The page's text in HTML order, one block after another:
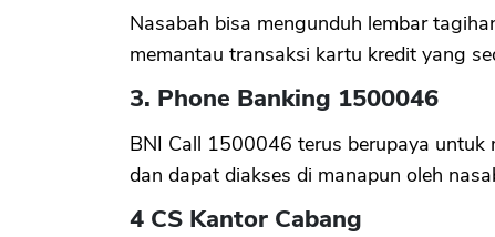
Nasabah bisa mengunduh lembar
memantau transaksi kartu kredit yang
3. Phone Banking 1500046
BNI Call 1500046 terus berupaya untuk
dan dapat diakses di manapun oleh
4 CS Kantor Cabang